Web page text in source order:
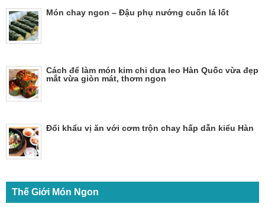
Món chay ngon – Đậu phụ nướng cuốn lá lốt
Cách để làm món kim chi dưa leo Hàn Quốc vừa đẹp
mắt vừa giòn mát, thơm ngon
Đổi khẩu vị ăn với cơm trộn chay hấp dẫn kiểu Hàn
Thế Giới Món Ngon